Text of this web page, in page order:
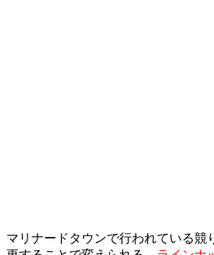
マリナードタウンで行われている競